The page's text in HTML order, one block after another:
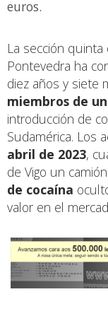
euros.
La sección quinta
Pontevedra ha
diez años y siete
miembros de
introducción de
Sudamérica. Los
abril de 2023,
de Vigo un
de cocaína
valor en el